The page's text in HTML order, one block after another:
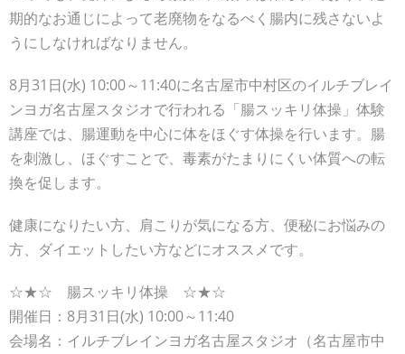
期的なお通じによって老廃物をなるべく腸内に残さないよ
うにしなければなりません。
8月31日(水) 10:00～11:40に名古屋市中村区のイルチブレイ
ンヨガ名古屋スタジオで行われる「腸スッキリ体操」体験
講座では、腸運動を中心に体をほぐす体操を行います。腸
を刺激し、ほぐすことで、毒素がたまりにくい体質への転
換を促します。
健康になりたい方、肩こりが気になる方、便秘にお悩みの
方、ダイエットしたい方などにオススメです。
☆★☆ 腸スッキリ体操 ☆★☆
開催日：8月31日(水) 10:00～11:40
会場名：イルチブレインヨガ名古屋スタジオ（名古屋市中